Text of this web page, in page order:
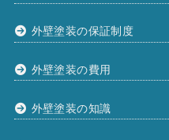
外壁塗装の保証制度
外壁塗装の費用
外壁塗装の知識